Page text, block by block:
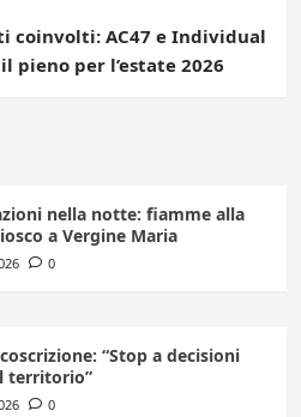
coinvolti: AC47 e Individual
pieno per l’estate 2026
nella notte: fiamme alla
a Vergine Maria
0
“Stop a decisioni
territorio”
0